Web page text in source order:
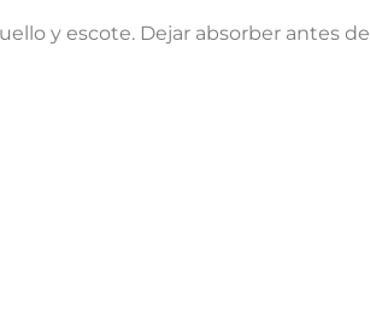
y escote. Dejar absorber antes de